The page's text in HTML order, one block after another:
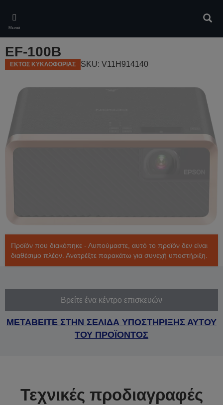
main
content
Μενού
EF-100B
ΕΚΤΟΣ ΚΥΚΛΟΦΟΡΙΑΣ SKU: V11H914140
Προϊόν που διακόπηκε - Λυπούμαστε, αυτό το προϊόν δεν είναι
διαθέσιμο πλέον. Ανατρέξτε παρακάτω για συνεχή υποστήριξη.
Βρείτε ένα κέντρο επισκευών
ΜΕΤΑΒΕΙΤΕ ΣΤΗΝ ΣΕΛΙΔΑ ΥΠΟΣΤΗΡΙΞΗΣ ΑΥΤΟΥ
ΤΟΥ ΠΡΟΪΟΝΤΟΣ
Τεχνικές προδιαγραφές